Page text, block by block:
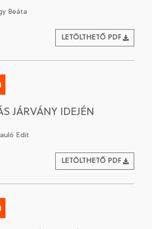
Beáta
LETÖLTHETŐ PDF
JÁRVÁNY IDEJÉN
Edit
LETÖLTHETŐ PDF